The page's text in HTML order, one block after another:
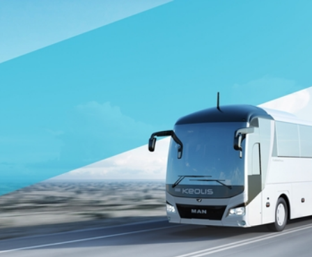
Aller au contenu principal